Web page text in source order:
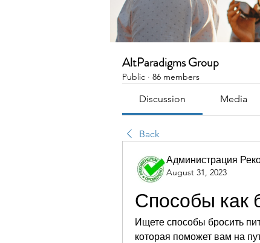
AltParadigms Group
Public · 86 members
Discussion Media
Back
Администрация
August 31, 2023
Способы как
Ищете способы бросить
которая поможет вам на